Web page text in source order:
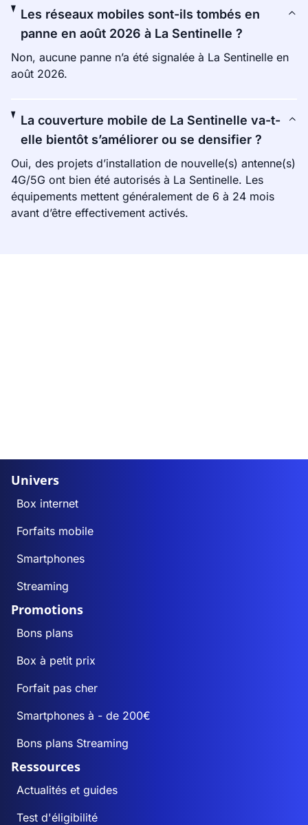
Les réseaux mobiles sont-ils tombés en
panne en août 2026 à La Sentinelle ?
Non, aucune panne n’a été signalée à La Sentinelle en
août 2026.
La couverture mobile de La Sentinelle va-t-
elle bientôt s’améliorer ou se densifier ?
Oui, des projets d’installation de nouvelle(s) antenne(s)
4G/5G ont bien été autorisés à La Sentinelle. Les
équipements mettent généralement de 6 à 24 mois
avant d’être effectivement activés.
Univers
Box internet
Forfaits mobile
Smartphones
Streaming
Promotions
Bons plans
Box à petit prix
Forfait pas cher
Smartphones à - de 200€
Bons plans Streaming
Ressources
Actualités et guides
Test d'éligibilité